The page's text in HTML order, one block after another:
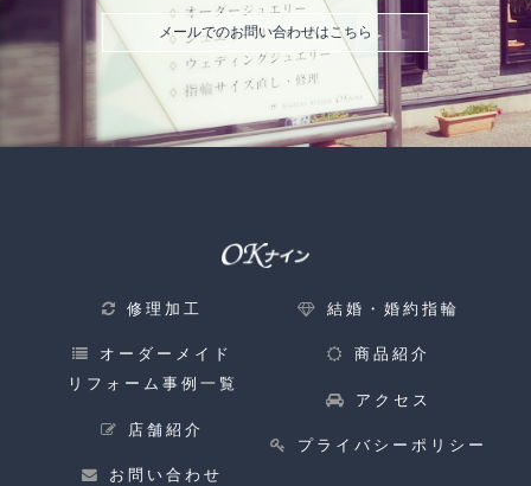
メールでのお問い合わせはこちら
修理加工
オーダーメイド
リフォーム事例一覧
店舗紹介
お問い合わせ
結婚・婚約指輪
商品紹介
アクセス
プライバシーポリシー